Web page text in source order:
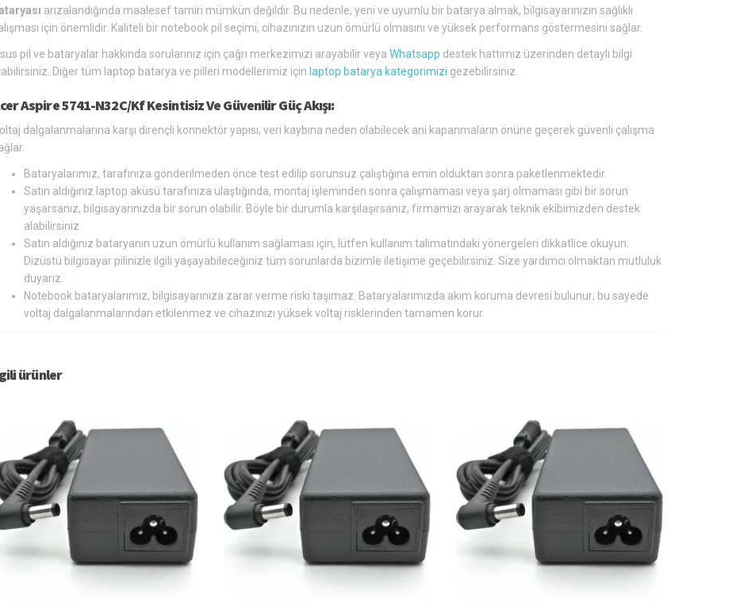
arızalandığında maalesef tamiri mümkün değildir. Bu nedenle, yeni ve uyumlu bir batarya almak, bilgisayarınızın sağlıklı
için önemlidir. Kaliteli bir notebook pil seçimi, cihazınızın uzun ömürlü olmasını ve yüksek performans göstermesini sağlar.
pil ve bataryalar hakkında sorularınız için çağrı merkezimizi arayabilir veya Whatsapp destek hattımız üzerinden detaylı bilgi
Diğer tüm laptop batarya ve pilleri modellerimiz için laptop batarya kategorimizi gezebilirsiniz.
Aspire 5741-N32C/Kf Kesintisiz Ve Güvenilir Güç Akışı:
dalgalanmalarına karşı dirençli konnektör yapısı, veri kaybına neden olabilecek ani kapanmaların önüne geçerek güvenli çalışma
Bataryalarımız, tarafınıza gönderilmeden önce test edilip sorunsuz çalıştığına emin olduktan sonra paketlenmektedir.
Satın aldığınız laptop aküsü tarafınıza ulaştığında, montaj işleminden sonra çalışmaması veya şarj olmaması gibi bir sorun
yaşarsanız, bilgisayarınızda bir sorun olabilir. Böyle bir durumla karşılaşırsanız, firmamızı arayarak teknik ekibimizden destek
alabilirsiniz
Satın aldığınız bataryanın uzun ömürlü kullanım sağlaması için, lütfen kullanım talimatındaki yönergeleri dikkatlice okuyun.
Dizüstü bilgisayar pilinizle ilgili yaşayabileceğiniz tüm sorunlarda bizimle iletişime geçebilirsiniz. Size yardımcı olmaktan mutluluk
duyarız.
Notebook bataryalarımız, bilgisayarınıza zarar verme riski taşımaz. Bataryalarımızda akım koruma devresi bulunur; bu sayede
voltaj dalgalanmalarından etkilenmez ve cihazınızı yüksek voltaj risklerinden tamamen korur.
ürünler